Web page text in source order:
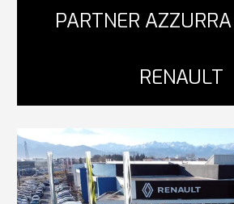
PARTNER
RENAULT